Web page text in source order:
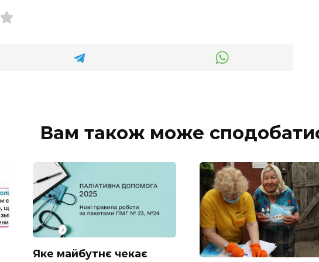
Вам також може
Яке майбутнє чекає